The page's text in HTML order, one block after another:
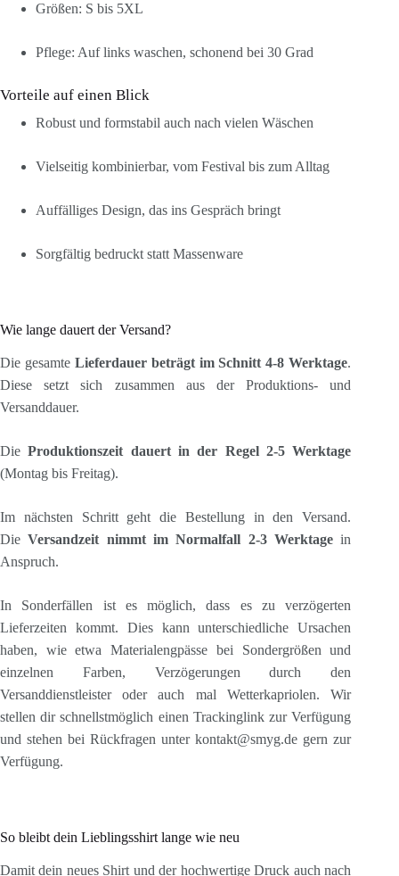
Größen: S bis 5XL
Pflege: Auf links waschen, schonend bei 30 Grad
Vorteile auf einen Blick
Robust und formstabil auch nach vielen Wäschen
Vielseitig kombinierbar, vom Festival bis zum Alltag
Auffälliges Design, das ins Gespräch bringt
Sorgfältig bedruckt statt Massenware
Wie lange dauert der Versand?
Die gesamteLieferdauer beträgt im Schnitt 4-8 Werktage.
Diese setzt sich zusammen aus der Produktions- und
Versanddauer.
DieProduktionszeit dauert in der Regel 2-5 Werktage
(Montag bis Freitag).
Im nächsten Schritt geht die Bestellung in den Versand.
DieVersandzeit nimmt im Normalfall 2-3 Werktagein
Anspruch.
In Sonderfällen ist es möglich, dass es zu verzögerten
Lieferzeiten kommt. Dies kann unterschiedliche Ursachen
haben, wie etwa Materialengpässe bei Sondergrößen und
einzelnen Farben, Verzögerungen durch den
Versanddienstleister oder auch mal Wetterkapriolen. Wir
stellen dir schnellstmöglich einen Trackinglink zur Verfügung
und stehen bei Rückfragen unter kontakt@smyg.de gern zur
Verfügung.
So bleibt dein Lieblingsshirt lange wie neu
Damit dein neues Shirt und der hochwertige Druck auch nach